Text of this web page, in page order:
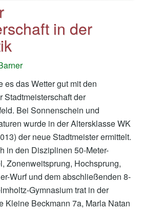
in der
es das Wetter gut mit den
Stadtmeisterschaft der
Bei Sonnenschein und
wurde in der Altersklasse WK
der neue Stadtmeister ermittelt.
in den Disziplinen 50-Meter-
Zonenweitsprung, Hochsprung,
Wurf und dem abschließenden 8-
Gymnasium trat in der
Kleine Beckmann 7a, Marla Natan